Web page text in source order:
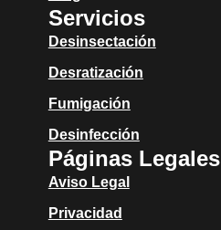
Servicios
Desinsectación
Desratización
Fumigación
Desinfección
Páginas Legales
Aviso Legal
Privacidad